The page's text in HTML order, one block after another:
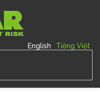
Tiếng Việt
English